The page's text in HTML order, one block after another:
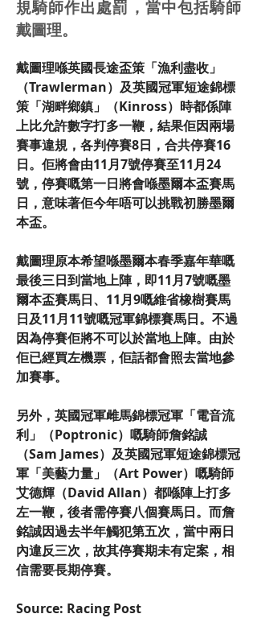
規騎師作出處罰，當中包括騎師
戴圖理。
戴圖理喺英國長途盃策「漁利盡收」
（Trawlerman）及英國冠軍短途錦標
策「湖畔鄉鎮」（Kinross）時都係陣
上比允許數字打多一鞭，結果佢因兩場
賽事違規，各判停賽8日，合共停賽16
日。佢將會由11月7號停賽至11月24
號，停賽嘅第一日將會喺墨爾本盃賽馬
日，意味著佢今年唔可以挑戰初勝墨爾
本盃。
戴圖理原本希望喺墨爾本春季嘉年華嘅
最後三日到當地上陣，即11月7號嘅墨
爾本盃賽馬日、11月9嘅維省橡樹賽馬
日及11月11號嘅冠軍錦標賽馬日。不過
因為停賽佢將不可以於當地上陣。由於
佢已經買左機票，佢話都會照去當地參
加賽事。
另外，英國冠軍雌馬錦標冠軍「電音流
利」（Poptronic）嘅騎師詹銘誠
（Sam James）及英國冠軍短途錦標冠
軍「美藝力量」（Art Power）嘅騎師
艾德輝（David Allan）都喺陣上打多
左一鞭，後者需停賽八個賽馬日。而詹
銘誠因過去半年觸犯第五次，當中兩日
內違反三次，故其停賽期未有定案，相
信需要長期停賽。
Source: Racing Post